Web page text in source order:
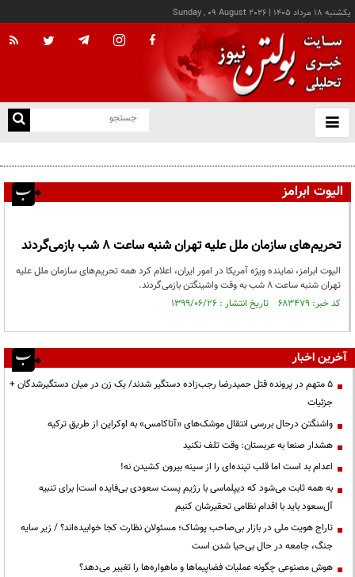
يکشنبه ۱۸ مرداد ۱۴۰۵ |
Sunday , 09 August 2026
باز
و
الیوت ابرامز
تحریم‌های سازمان ملل علیه تهران شنبه ساعت ۸ شب بازمی‌گردند
الیوت ابرامز، نماینده ویژه آمریکا در امور ایران، اعلام کرد همه تحریم‌های سازمان ملل علیه
تهران شنبه ساعت ۸ شب به وقت واشینگتن بازمی‌گردند.
کد خبر: ۶۸۳۴۷۹ تاریخ انتشار : ۱۳۹۹/۰۶/۲۶
آخرین اخبار
۵ متهم در پرونده قتل حمیدرضا رجب‌زاده دستگیر شدند/ یک زن در میان دستگیرشدگان +
جزئیات
واشنگتن درحال بررسی انتقال موشک‌های «آتاکامس» به اوکراین از طریق ترکیه
هشدار صنعا به عربستان: وقت تلف نکنید
اعدام بد است اما قلب تپنده‌ای را از سینه بیرون کشیدن نه!
به همه ثابت می‌شود که دیپلماسی با رژیم پست سعودی بی‌فایده است| برای تنبیه
آل‌سعود باید با اقدام نظامی تحقیرشان کنیم
تاراج هویت ملی در بازار بی‌صاحب پوشاک؛ مسئولان نظارت کجا خوابیده‌اند؟ / زیر سایه
جنگ، جامعه در حال بی‌حیا شدن است
هوش مصنوعی چگونه عملیات فضاپیماها و ماهواره‌ها را تغییر می‌دهد؟